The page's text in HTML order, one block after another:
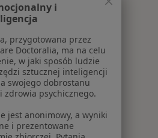
Mazowieckiego
i
przygotowana przez
Doctoralia, ma na celu
w jaki sposób ludzie
sztucznej inteligencji
swojego dobrostanu
zdrowia psychicznego.
jest anonimowy, a wyniki
i prezentowane